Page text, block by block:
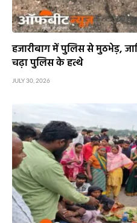
हजारीबाग में पुलिस से मुठभेड़,
चढ़ा पुलिस के हत्थे
JULY 30, 2026